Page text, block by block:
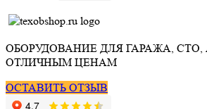
ОБОРУДОВАНИЕ ДЛЯ ГАРАЖА,
ОТЛИЧНЫМ ЦЕНАМ
ОСТАВИТЬ ОТЗЫВ